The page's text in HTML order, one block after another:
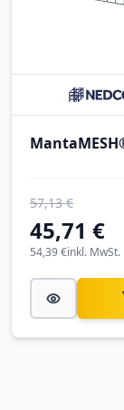
45,71 €
57,13 €
inkl. MwSt.
54,39 €